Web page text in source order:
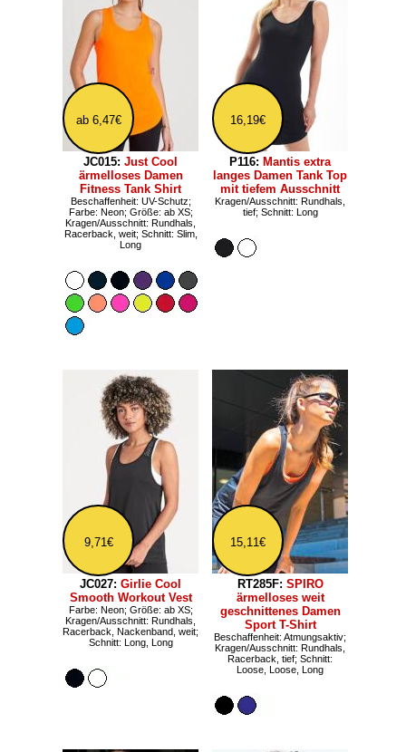
ab 6,47€
JC015: Just Cool
ärmelloses Damen
Fitness Tank Shirt
Beschaffenheit: UV-Schutz;
Farbe: Neon; Größe: ab XS;
Kragen/Ausschnitt: Rundhals,
Racerback, weit; Schnitt: Slim,
Long
16,19€
P116: Mantis extra
langes Damen Tank Top
mit tiefem Ausschnitt
Kragen/Ausschnitt: Rundhals,
tief; Schnitt: Long
9,71€
JC027: Girlie Cool
Smooth Workout Vest
Farbe: Neon; Größe: ab XS;
Kragen/Ausschnitt: Rundhals,
Racerback, Nackenband, weit;
Schnitt: Long, Long
15,11€
RT285F: SPIRO
ärmelloses weit
geschnittenes Damen
Sport T-Shirt
Beschaffenheit: Atmungsaktiv;
Kragen/Ausschnitt: Rundhals,
Racerback, tief; Schnitt:
Loose, Loose, Long